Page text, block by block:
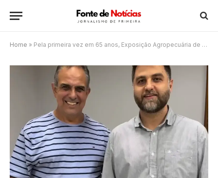
Home » Pela primeira vez em 65 anos, Exposição Agropecuária de Campos terá entrada gratuita